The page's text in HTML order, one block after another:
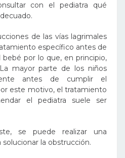
con el pediatra qué
de las vías lagrimales
específico antes de
por lo que, en principio,
mayor parte de los niños
antes de cumplir el
este motivo, el tratamiento
el pediatra suele ser
se puede realizar una
la obstrucción.